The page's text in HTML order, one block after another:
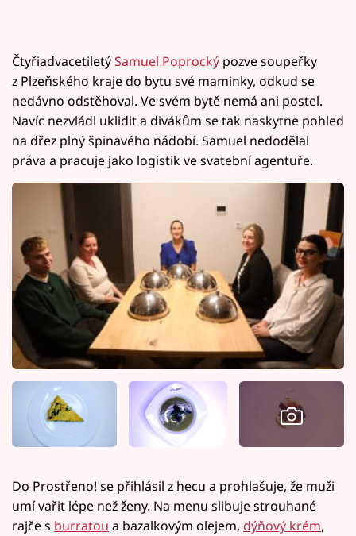
ČtyřiadvacetiletýSamuel Poprocký pozve soupeřky
z Plzeňského kraje do bytu své maminky, odkud se
nedávno odstěhoval. Ve svém bytě nemá ani postel.
Navíc nezvládl uklidit a divákům se tak naskytne pohled
na dřez plný špinavého nádobí. Samuel nedodělal
práva a pracuje jako logistik ve svatební agentuře.
Do Prostřeno! se přihlásil z hecu a prohlašuje, že muži
umí vařit lépe než ženy. Na menu slibuje strouhané
rajče s burratou a bazalkovým olejem, dýňový krém,